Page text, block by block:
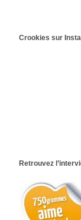
Crookies sur
Retrouvez